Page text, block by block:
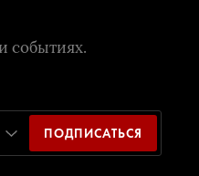
событиях.
ПОДПИСАТЬСЯ